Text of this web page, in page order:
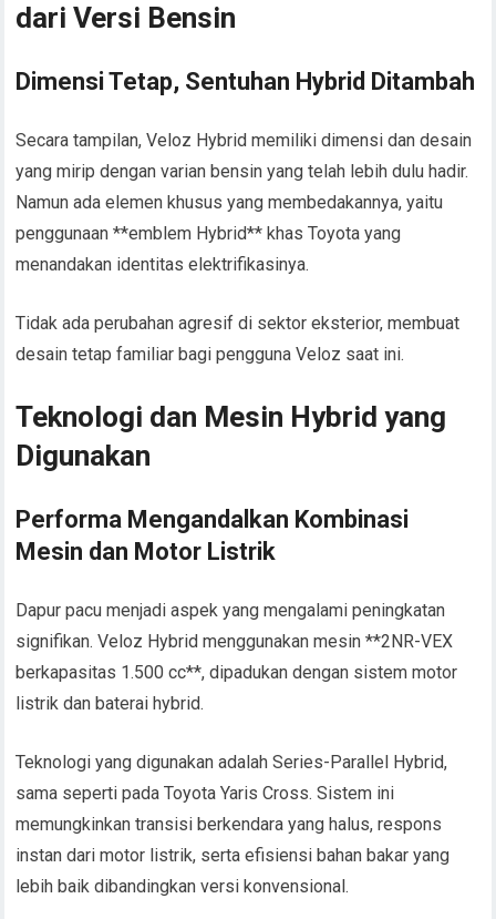
dari Versi Bensin
Dimensi Tetap, Sentuhan Hybrid Ditambah
Secara tampilan, Veloz Hybrid memiliki dimensi dan desain
yang mirip dengan varian bensin yang telah lebih dulu hadir.
Namun ada elemen khusus yang membedakannya, yaitu
penggunaan **emblem Hybrid** khas Toyota yang
menandakan identitas elektrifikasinya.
Tidak ada perubahan agresif di sektor eksterior, membuat
desain tetap familiar bagi pengguna Veloz saat ini.
Teknologi dan Mesin Hybrid yang
Digunakan
Performa Mengandalkan Kombinasi
Mesin dan Motor Listrik
Dapur pacu menjadi aspek yang mengalami peningkatan
signifikan. Veloz Hybrid menggunakan mesin **2NR-VEX
berkapasitas 1.500 cc**, dipadukan dengan sistem motor
listrik dan baterai hybrid.
Teknologi yang digunakan adalah Series-Parallel Hybrid,
sama seperti pada Toyota Yaris Cross. Sistem ini
memungkinkan transisi berkendara yang halus, respons
instan dari motor listrik, serta efisiensi bahan bakar yang
lebih baik dibandingkan versi konvensional.